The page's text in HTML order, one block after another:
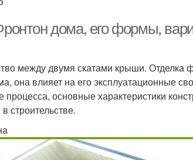
дома, его формы,
между двумя скатами крыши. Отделка
она влияет на его эксплуатационные
основные характеристики
строительстве.